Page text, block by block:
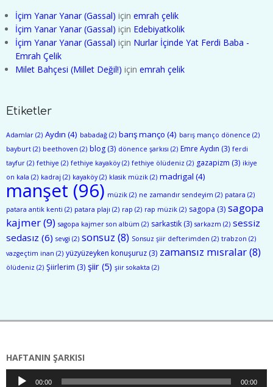
İçim Yanar Yanar (Gassal) için emrah çelik
İçim Yanar Yanar (Gassal) için Edebiyatkolik
İçim Yanar Yanar (Gassal) için Nurlar İçinde Yat Ferdi Baba -
Emrah Çelik
Milet Bahçesi (Millet Değil!) için emrah çelik
Etiketler
Adamlar (2) Aydın (4) babadağ (2) barış manço (4) barış manço dönence (2)
bayburt (2) beethoven (2) blog (3) dönence şarkısı (2) Emre Aydın (3) ferdi
tayfur (2) fethiye (2) fethiye kayaköy(2) fethiye ölüdeniz (2) gazapizm (3) ikiye
on kala (2) kadraj (2) kayaköy(2) klasik müzik (2) madrigal (4)
manşet (96) müzik (2) ne zamandır sendeyim (2) patara (2)
patara antik kenti (2) patara plajı (2) rap (2) rap müzik (2) sagopa (3) sagopa
kajmer(9) sagopa kajmer son albüm (2) sarkastik (3) sarkazm (2) sessiz
sedasız (6) sevgi (2) sonsuz (8) Sonsuz şiir defterimden (2) trabzon (2)
vazgeçtim inan (2) yüzyüzeyken konuşuruz (3) zamansız mısralar(8)
ölüdeniz (2) Şiirlerim (3) şiir (5) şiir sokakta (2)
HAFTANIN ŞARKISI
Ses
00:00 00:00